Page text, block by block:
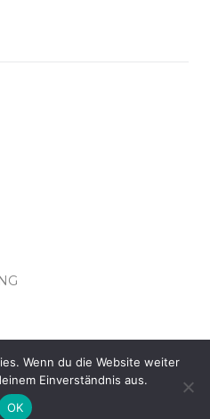
KÖLN
Wenn du die Website weiter
Einverständnis aus.
OK